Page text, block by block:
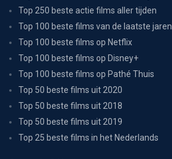
Top 250 beste actie films aller tijden
Top 100 beste films van de laatste jaren
Top 100 beste films op Netflix
Top 100 beste films op Disney+
Top 100 beste films op Pathé Thuis
Top 50 beste films uit 2020
Top 50 beste films uit 2018
Top 50 beste films uit 2019
Top 25 beste films in het Nederlands